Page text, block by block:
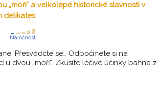
„moří“ a velkolepé historické slavnosti v
delikates
Náročnost
Přesvědčte se… Odpočinete si na
dvou „moří“. Zkusíte léčivé účinky bahna z